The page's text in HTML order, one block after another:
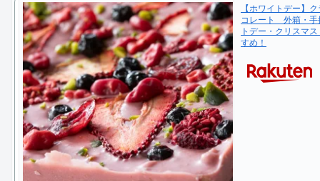
【ホワイトデー】
コレート 外箱・
トデー・クリスマ
すめ！